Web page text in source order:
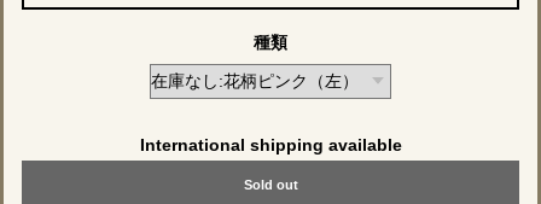
種類
International shipping available
Sold out